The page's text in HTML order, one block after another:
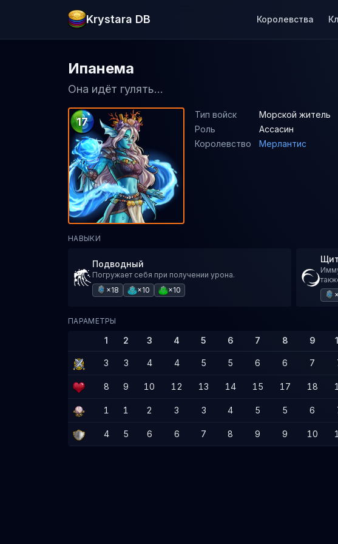
Krystara DB Королевства
Ипанема
Она идёт гулять...
17
Тип войск
Морской житель
Роль
Ассасин
Королевство
Мерлантис
НАВЫКИ
Подводный
Погружает себя при получении урона.
×18
×10 ×10
ПАРАМЕТРЫ
1 2 3 4 5 6 7 8 9
3 3 4 4 5 5 6 6 7
8 9 10 12 13 14 15 17 18
1 1 2 3 3 4 5 5 6
4 5 6 6 7 8 9 9 10